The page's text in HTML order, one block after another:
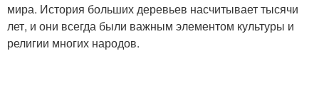
мира. История больших деревьев насчитывает тысячи
лет, и они всегда были важным элементом культуры и
религии многих народов.